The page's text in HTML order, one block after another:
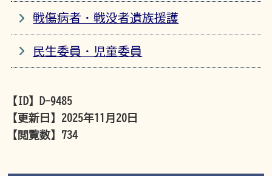
戦傷病者・戦没者遺族援護
民生委員・児童委員
【ID】
D-9485
【更新日】 2025年11月20日
【閲覧数】 734